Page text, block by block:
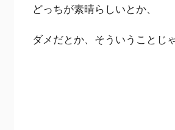
どっちが素晴らしいとか、
ダメだとか、そういうことじ